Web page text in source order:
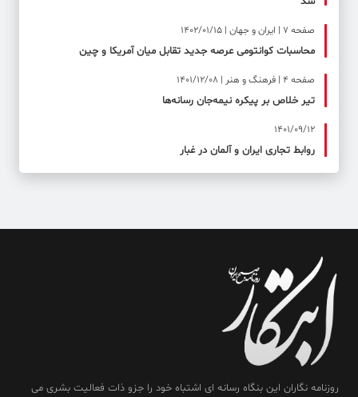
صفحه ۷ | ایران و جهان | 1402/01/15
محاسبات کوانتومی عرصه جدید تقابل میان آمریکا و چین
صفحه ۴ | فرهنگ و هنر | 1401/12/08
تیر خلاص بر پیکره نیمه‌جان رسانه‌ها
1401/09/12
روابط تجاری ایران و آلمان در غبار
روزنامه نگاران این بنگاه رسانه ای اشتباه خود را جزو ذات فعالیت بشری می